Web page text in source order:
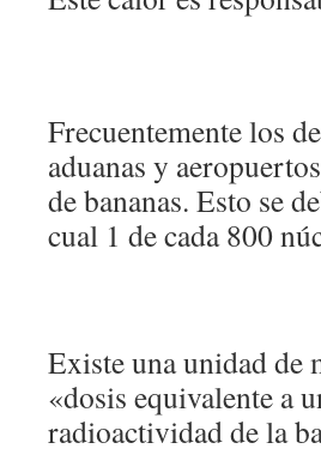
Frecuentemente los
aduanas y
de bananas. Esto se
cual 1 de cada 800
Existe una unidad de
«dosis equivalente a
radioactividad de la